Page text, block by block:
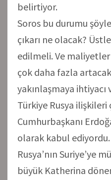
belirtiyor.
Soros bu durumu
çıkarı ne olacak?
edilmeli. Ve
çok daha fazla
yakınlaşmaya ihtiyacı
Türkiye Rusya ilişkileri
Cumhurbaşkanı
olarak kabul
Rusya’nın Suriye’ye
büyük Katherina